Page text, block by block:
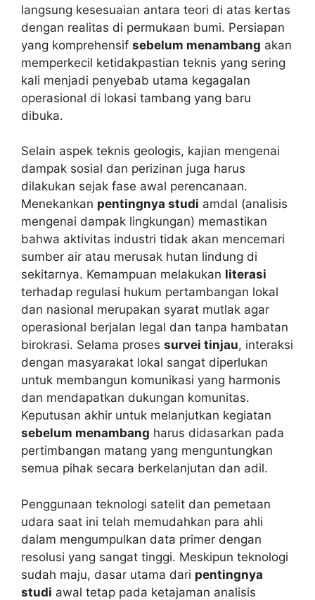
langsung kesesuaian antara teori di atas kertas
dengan realitas di permukaan bumi. Persiapan
yang komprehensif sebelum menambang akan
memperkecil ketidakpastian teknis yang sering
kali menjadi penyebab utama kegagalan
operasional di lokasi tambang yang baru
dibuka.
Selain aspek teknis geologis, kajian mengenai
dampak sosial dan perizinan juga harus
dilakukan sejak fase awal perencanaan.
Menekankan pentingnya studi amdal (analisis
mengenai dampak lingkungan) memastikan
bahwa aktivitas industri tidak akan mencemari
sumber air atau merusak hutan lindung di
sekitarnya. Kemampuan melakukan literasi
terhadap regulasi hukum pertambangan lokal
dan nasional merupakan syarat mutlak agar
operasional berjalan legal dan tanpa hambatan
birokrasi. Selama proses survei tinjau, interaksi
dengan masyarakat lokal sangat diperlukan
untuk membangun komunikasi yang harmonis
dan mendapatkan dukungan komunitas.
Keputusan akhir untuk melanjutkan kegiatan
sebelum menambang harus didasarkan pada
pertimbangan matang yang menguntungkan
semua pihak secara berkelanjutan dan adil.
Penggunaan teknologi satelit dan pemetaan
udara saat ini telah memudahkan para ahli
dalam mengumpulkan data primer dengan
resolusi yang sangat tinggi. Meskipun teknologi
sudah maju, dasar utama dari pentingnya
studi awal tetap pada ketajaman analisis